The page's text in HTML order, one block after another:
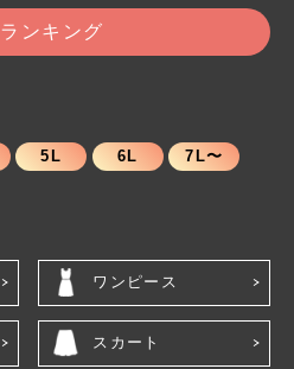
ランキング
5L 6L 7L〜
ワンピース
スカート